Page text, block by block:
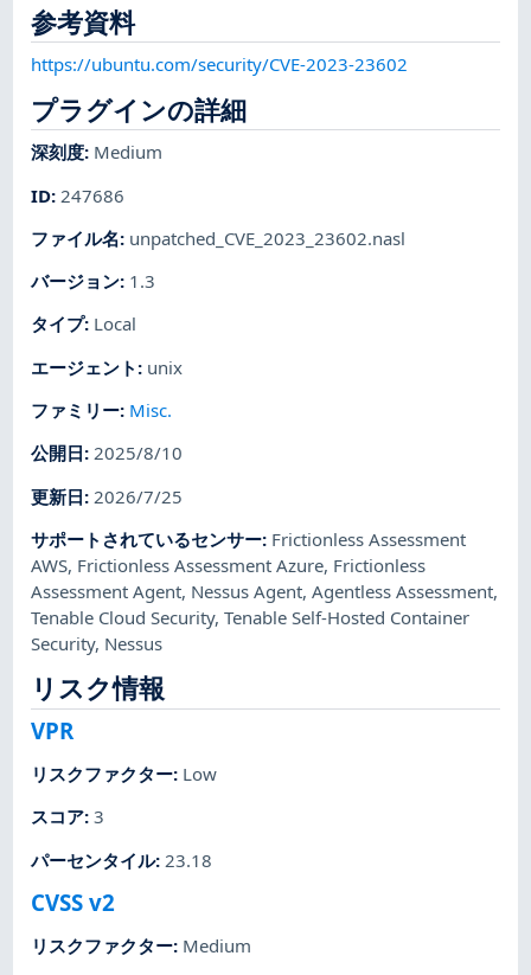
参考資料
https://ubuntu.com/security/CVE-2023-23602
プラグインの詳細
深刻度: Medium
ID: 247686
ファイル名: unpatched_CVE_2023_23602.nasl
バージョン: 1.3
タイプ: Local
エージェント : unix
ファミリー: Misc.
公開日:2025/8/10
更新日: 2026/7/25
サポートされているセンサー: Frictionless Assessment
AWS, Frictionless Assessment Azure, Frictionless
Assessment Agent, Nessus Agent,Agentless Assessment,
Tenable Cloud Security,Tenable Self-Hosted Container
Security, Nessus
リスク情報
VPR
リスクファクター: Low
スコア:3
パーセンタイル: 23.18
CVSS v2
リスクファクター: Medium